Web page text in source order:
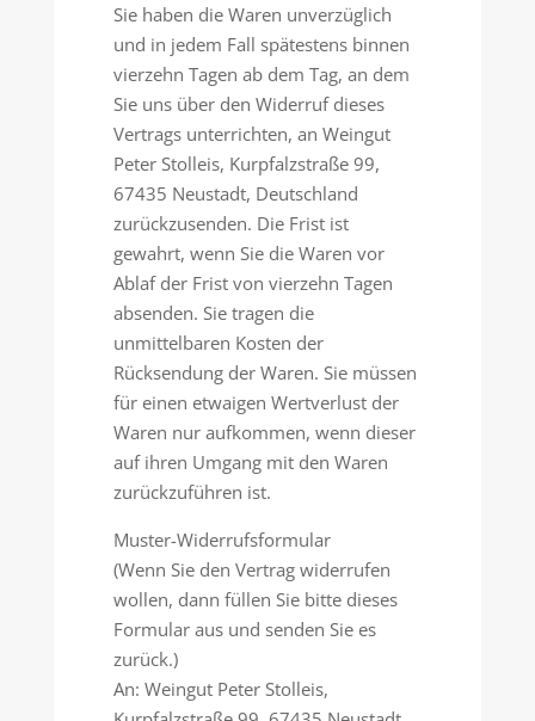
Sie haben die Waren unverzüglich
und in jedem Fall spätestens binnen
vierzehn Tagen ab dem Tag, an dem
Sie uns über den Widerruf dieses
Vertrags unterrichten, an Weingut
Peter Stolleis, Kurpfalzstraße 99,
67435 Neustadt, Deutschland
zurückzusenden. Die Frist ist
gewahrt, wenn Sie die Waren vor
Ablaf der Frist von vierzehn Tagen
absenden. Sie tragen die
unmittelbaren Kosten der
Rücksendung der Waren. Sie müssen
für einen etwaigen Wertverlust der
Waren nur aufkommen, wenn dieser
auf ihren Umgang mit den Waren
zurückzuführen ist.
Muster-Widerrufsformular
(Wenn Sie den Vertrag widerrufen
wollen, dann füllen Sie bitte dieses
Formular aus und senden Sie es
zurück.)
An: Weingut Peter Stolleis,